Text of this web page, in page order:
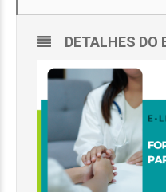
DETALHES DO